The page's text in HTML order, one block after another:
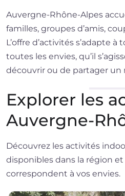
Auvergne-Rhône-Alpes
familles, groupes d’amis,
L’offre d’activités s’adapte à
toutes les envies, qu’il
découvrir ou de partager un
Explorer les
Auvergne-
Découvrez les activités
disponibles dans la région
correspondent à vos envies.